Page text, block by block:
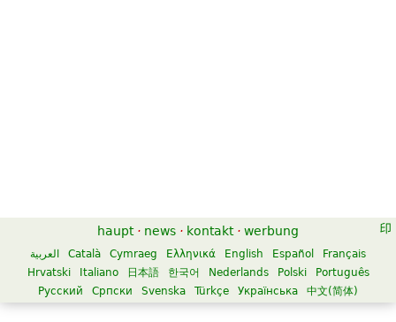
Edition Peters
haupt · news · kontakt · werbung
العربية Català Cymraeg Ελληνικά English Español
Français
Hrvatski
Italiano 日本語 한국어 Nederlands Polski
Português
Русский
Српски Svenska Türkçe Українська 中文(简体)